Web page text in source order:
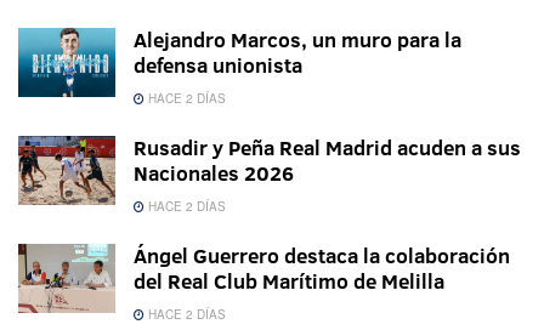
Alejandro Marcos, un muro para la
defensa unionista
HACE 2 DÍAS
Rusadir y Peña Real Madrid acuden a sus
Nacionales 2026
HACE 2 DÍAS
Ángel Guerrero destaca la colaboración
del Real Club Marítimo de Melilla
HACE 2 DÍAS